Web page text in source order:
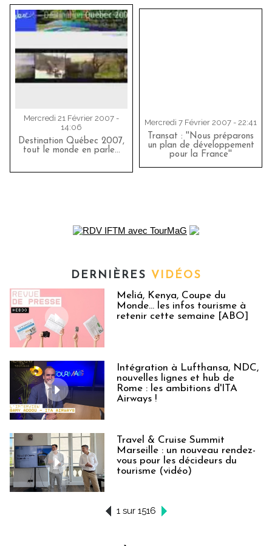
Mercredi 21 Février 2007 -
14:06
Destination Québec 2007,
tout le monde en parle...
Mercredi 7 Février 2007 - 22:41
Transat : ''Nous préparons
un plan de développement
pour la France''
DERNIÈRES VIDÉOS
Meliá, Kenya, Coupe du
Monde… les infos tourisme à
retenir cette semaine [ABO]
Intégration à Lufthansa, NDC,
nouvelles lignes et hub de
Rome : les ambitions d'ITA
Airways !
Travel & Cruise Summit
Marseille : un nouveau rendez-
vous pour les décideurs du
tourisme (vidéo)
1 sur 1516